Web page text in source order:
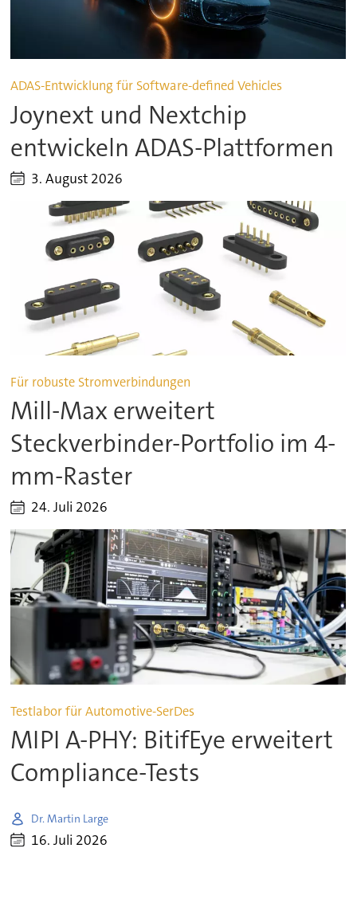
ADAS-Entwicklung für Software-defined Vehicles
Joynext und Nextchip
entwickeln ADAS-Plattformen
3. August 2026
Für robuste Stromverbindungen
Mill-Max erweitert
Steckverbinder-Portfolio im 4-
mm-Raster
24. Juli 2026
Testlabor für Automotive-SerDes
MIPI A-PHY: BitifEye erweitert
Compliance-Tests
Dr. Martin Large
16. Juli 2026